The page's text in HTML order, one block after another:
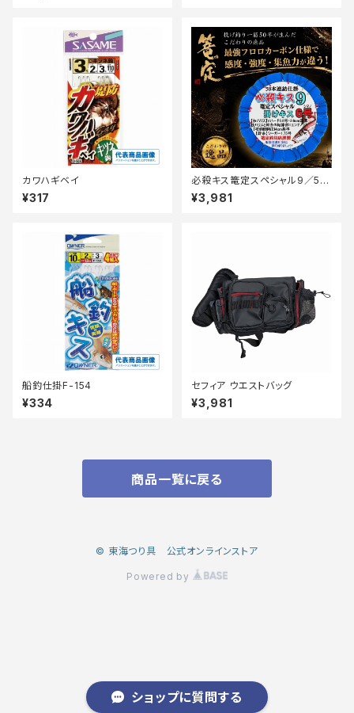
ショップに質問する
カワハギベイ
¥317
必殺キス篭定スペシャル9／50
本連結仕掛6号【篭定】
¥3,981
船釣仕掛F-154
¥334
セフィア ウエストバッグ
¥3,981
商品一覧に戻る
© 東海つり具 公式オンラインストア
Powered by